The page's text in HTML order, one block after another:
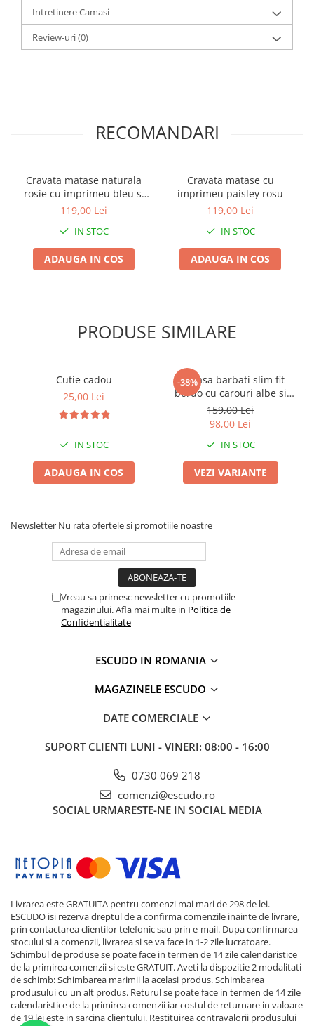
Intretinere Camasi
Review-uri(0)
RECOMANDARI
Cravata matase naturala
rosie cu imprimeu bleu si
bej
119,00 Lei
IN STOC
ADAUGA IN COS
Cravata matase cu
imprimeu paisley rosu
119,00 Lei
IN STOC
ADAUGA IN COS
PRODUSE SIMILARE
Cutie cadou
25,00 Lei
IN STOC
ADAUGA IN COS
-38%
Camasa barbati slim fit
bordo cu carouri albe si
bleumarin
159,00 Lei
98,00 Lei
IN STOC
VEZI VARIANTE
Newsletter Nu rata ofertele si promotiile noastre
Vreau sa primesc newsletter cu promotiile
magazinului. Afla mai multe in Politica de
Confidentialitate
ESCUDO IN ROMANIA
MAGAZINELE ESCUDO
DATE COMERCIALE
SUPORT CLIENTI LUNI - VINERI: 08:00 - 16:00
0730 069 218
comenzi@escudo.ro
SOCIAL URMARESTE-NE IN SOCIAL MEDIA
Livrarea este GRATUITA pentru comenzi mai mari de 298 de lei.
ESCUDO isi rezerva dreptul de a confirma comenzile inainte de livrare,
prin contactarea clientilor telefonic sau prin e-mail. Dupa confirmarea
stocului si a comenzii, livrarea si se va face in 1-2 zile lucratoare.
Schimbul de produse se poate face in termen de 14 zile calendaristice
de la primirea comenzii si este GRATUIT. Aveti la dispozitie 2 modalitati
de schimb: Schimbarea marimii la acelasi produs. Schimbarea
produsului cu un alt produs. Returul se poate face in termen de 14 zile
calendaristice de la primirea comenzii iar costul de returnare in valoare
de 19 lei este in sarcina clientului. Restituirea contravalorii produsului